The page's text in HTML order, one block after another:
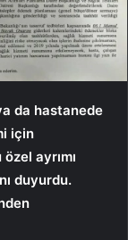
da hastanede
için
ayrımı
duyurdu.